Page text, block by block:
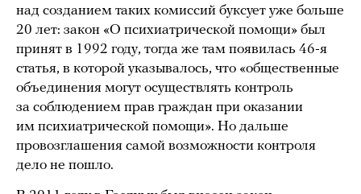
над созданием таких комиссий буксует уже больше
20 лет: закон «О психиатрической помощи» был
принят в 1992 году, тогда же там появилась 46-я
статья, в которой указывалось, что «общественные
объединения могут осуществлять контроль
за соблюдением прав граждан при оказании
им психиатрической помощи». Но дальше
провозглашения самой возможности контроля
дело не пошло.